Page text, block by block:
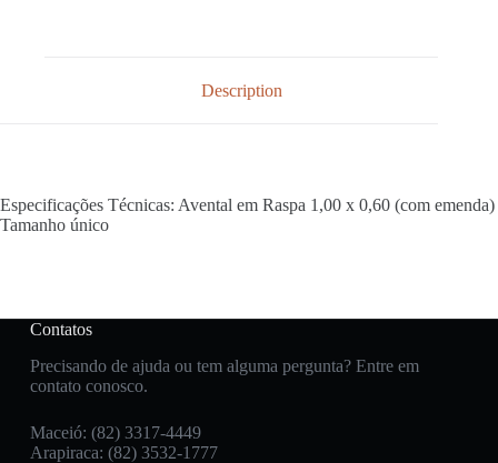
Description
Especificações Técnicas: Avental em Raspa 1,00 x 0,60 (com emenda)
Tamanho único
Contatos
Precisando de ajuda ou tem alguma pergunta? Entre em
contato conosco.
Maceió: (82) 3317-4449
Arapiraca: (82) 3532-1777